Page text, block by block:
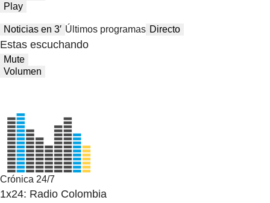
Play
Noticias en 3′ Últimos programas Directo
Estas escuchando
Mute
Volumen
Crónica 24/7
1x24: Radio Colombia